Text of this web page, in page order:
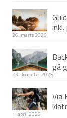
26. marts 2026
gå
23. december 2025
Via
1. april 2025